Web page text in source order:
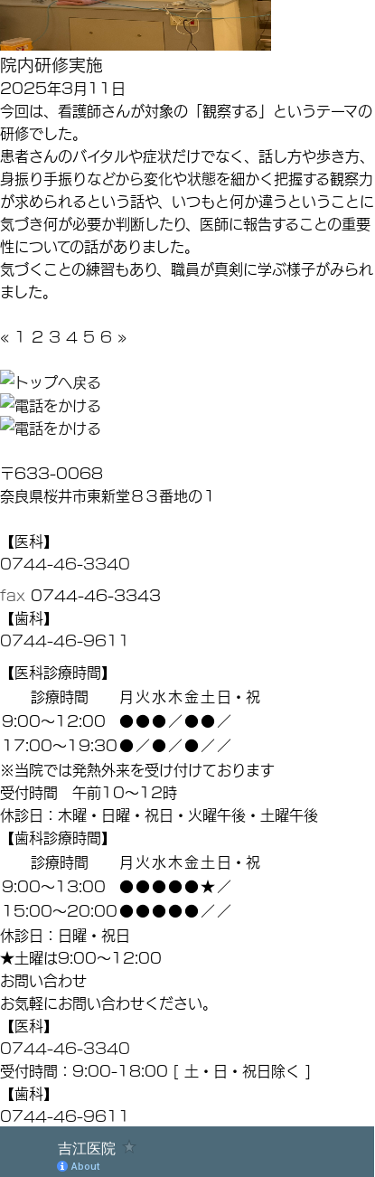
院内研修実施
2025年3月11日
今回は、看護師さんが対象の「観察する」というテーマの
研修でした。
患者さんのバイタルや症状だけでなく、話し方や歩き方、
身振り手振りなどから変化や状態を細かく把握する観察力
が求められるという話や、いつもと何か違うということに
気づき何が必要か判断したり、医師に報告することの重要
性についての話がありました。
気づくことの練習もあり、職員が真剣に学ぶ様子がみられ
ました。
« 1 2 3 4 5 6 »
〒633-0068
奈良県桜井市東新堂８３番地の１
【医科】
0744-46-3340
fax 0744-46-3343
【歯科】
0744-46-9611
【医科診療時間】
診療時間
月 火水木金土 日・祝
9:00～12:00
●●●／●●／
17:00～19:30●／●／●／／
※当院では発熱外来を受け付けております
受付時間 午前10～12時
休診日：木曜・日曜・祝日・火曜午後・土曜午後
【歯科診療時間】
診療時間
月 火水木金土 日・祝
9:00～13:00
●●●●●★／
15:00～20:00●●●●●／／
休診日：日曜・祝日
★土曜は9:00～12:00
お問い合わせ
お気軽にお問い合わせください。
【医科】
0744-46-3340
受付時間：9:00-18:00 [ 土・日・祝日除く ]
【歯科】
0744-46-9611